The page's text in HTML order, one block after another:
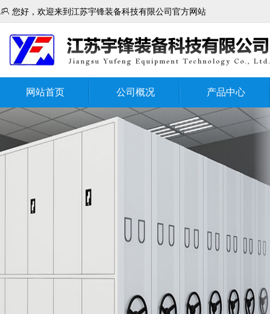
 您好，欢迎来到江苏宇锋装备科技有限公司官方网站
网站首页 公司概况 产品中心